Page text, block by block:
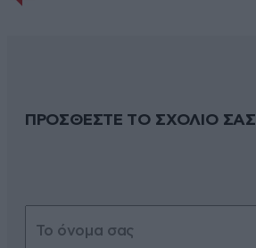
ΠΡΟΣΘΕΣΤΕ ΤΟ ΣΧΟΛΙΟ ΣΑΣ